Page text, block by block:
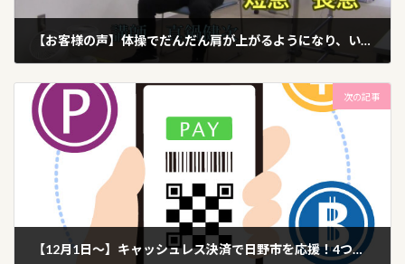
【お客様の声】体操でだんだん肩が上がるようになり、いわゆる50肩・60肩が解消しました。
次の記事
【12月1日～】キャッシュレス決済で日野市を応援！4つの決済サービスで最大20％戻ってくるキャンペーン！